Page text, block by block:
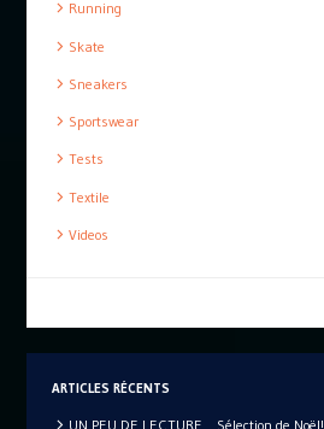
Running
Skate
Sneakers
Sportswear
Tests
Textile
Videos
ARTICLES RÉCENTS
UN PEU DE LECTURE… Sélection de Noël!